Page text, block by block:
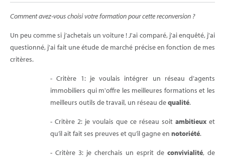
Comment avez-vous choisi votre formation pour cette reconversion ?
Un peu comme si j’achetais un voiture ! J'ai comparé, j'ai enquêté, j'ai
questionné, j'ai fait une étude de marché précise en fonction de mes
critères.
- Critère 1: je voulais intégrer un réseau d’agents
immobiliers qui m'offre les meilleures formations et les
meilleurs outils de travail, un réseau dequalité.
- Critère 2: je voulais que ce réseau soit ambitieux et
qu’il ait fait ses preuves et qu’il gagne en notoriété.
- Critère 3: je cherchais un esprit de convivialité, de